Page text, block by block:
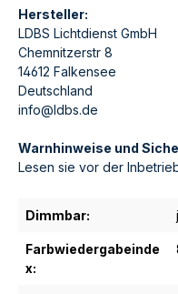
Hersteller:
LDBS Lichtdienst GmbH
Chemnitzerstr 8
14612 Falkensee
Deutschland
info@ldbs.de
Warnhinweise und
Lesen sie vor der
Dimmbar:
Farbwiedergabeinde
x: